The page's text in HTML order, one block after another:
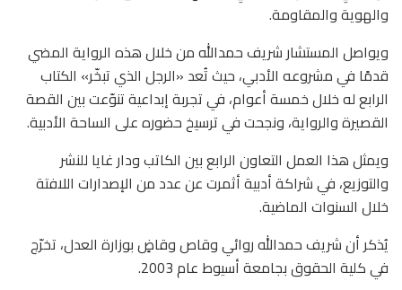
والهوية والمقاومة.
ويواصل المستشار شريف حمدالله من خلال هذه الرواية المضي
قدمًا في مشروعه الأدبي، حيث تُعد «الرجل الذي تبخّر» الكتاب
الرابع له خلال خمسة أعوام، في تجربة إبداعية تنوّعت بين القصة
القصيرة والرواية، ونجحت في ترسيخ حضوره على الساحة الأدبية.
ويمثل هذا العمل التعاون الرابع بين الكاتب ودار غايا للنشر
والتوزيع، في شراكة أدبية أثمرت عن عدد من الإصدارات اللافتة
خلال السنوات الماضية.
يُذكر أن شريف حمدالله روائي وقاص وقاضٍ بوزارة العدل، تخرّج
في كلية الحقوق بجامعة أسيوط عام 2003.